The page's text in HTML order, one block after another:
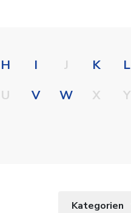
H I J K L
U V W X Y
Kategorien